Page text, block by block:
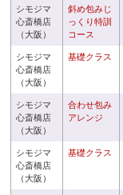
シモジマ
心斎橋店
（大阪）
斜め包みじ
っくり特訓
コース
シモジマ
心斎橋店
（大阪）
基礎クラス
シモジマ
心斎橋店
（大阪）
合わせ包み
アレンジ
シモジマ
心斎橋店
（大阪）
基礎クラス